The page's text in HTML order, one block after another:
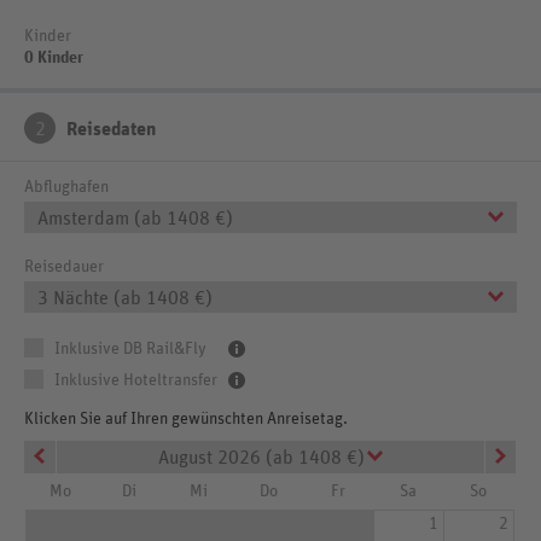
Kinder
0 Kinder
2 Reisedaten
Abflughafen
Amsterdam (ab 1408 €)
Reisedauer
3 Nächte (ab 1408 €)
Inklusive DB Rail&Fly
Inklusive Hoteltransfer
Klicken Sie auf Ihren gewünschten Anreisetag.
August 2026 (ab 1408 €)
Mo Di Mi Do Fr Sa
So
1
2